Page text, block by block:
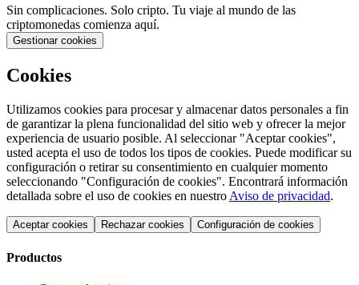
Sin complicaciones. Solo cripto. Tu viaje al mundo de las
criptomonedas comienza aquí.
Gestionar cookies
Cookies
Utilizamos cookies para procesar y almacenar datos personales a fin
de garantizar la plena funcionalidad del sitio web y ofrecer la mejor
experiencia de usuario posible. Al seleccionar "Aceptar cookies",
usted acepta el uso de todos los tipos de cookies. Puede modificar su
configuración o retirar su consentimiento en cualquier momento
seleccionando "Configuración de cookies". Encontrará información
detallada sobre el uso de cookies en nuestro Aviso de privacidad.
Aceptar cookies Rechazar cookies Configuración de cookies
Productos